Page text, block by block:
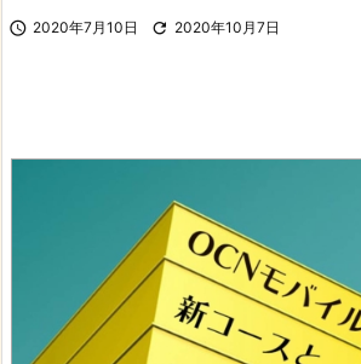
 2020年7月10日  2020年10月7日